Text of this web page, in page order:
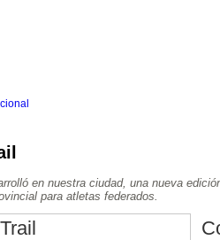
en nuestra ciudad, una nueva
para atletas federados.